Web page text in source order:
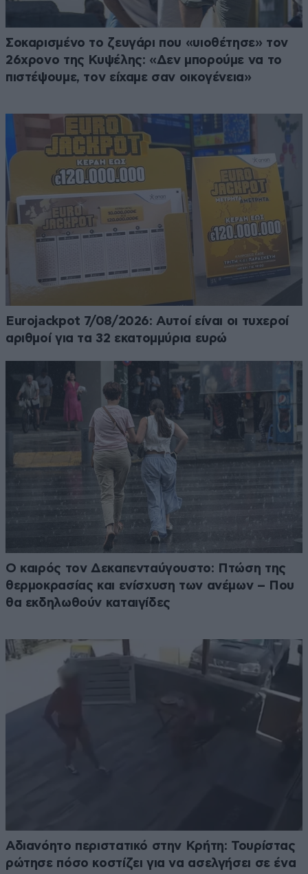
Σοκαρισμένο το ζευγάρι που «υιοθέτησε» τον
26χρονο της Κυψέλης: «Δεν μπορούμε να το
πιστέψουμε, τον είχαμε σαν οικογένεια»
Eurojackpot 7/08/2026: Αυτοί είναι οι τυχεροί
αριθμοί για τα 32 εκατομμύρια ευρώ
Ο καιρός τον Δεκαπενταύγουστο: Πτώση της
θερμοκρασίας και ενίσχυση των ανέμων – Που
θα εκδηλωθούν καταιγίδες
Αδιανόητο περιστατικό στην Κρήτη: Τουρίστας
ρώτησε πόσο κοστίζει για να ασελγήσει σε ένα